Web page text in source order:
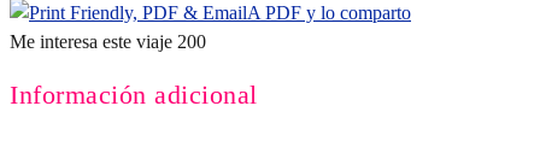
A PDF y lo comparto
Me interesa este viaje 200
Información adicional